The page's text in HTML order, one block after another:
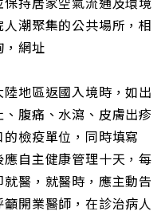
潮聚集的公共場所，相
，網址
地區返國入境時，如出
腹痛、水瀉、皮膚出疹
檢疫單位，同時填寫
應自主健康管理十天，每
醫，就醫時，應主動告
開業醫師，在診治病人